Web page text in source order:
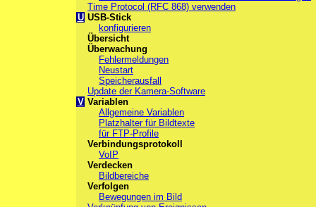
Time Protocol (RFC 868) verwenden
U USB-Stick
konfigurieren
Übersicht
Überwachung
Fehlermeldungen
Neustart
Speicherausfall
Update der Kamera-Software
V Variablen
Allgemeine Variablen
Platzhalter für Bildtexte
für FTP-Profile
Verbindungsprotokoll
VoIP
Verdecken
Bildbereiche
Verfolgen
Bewegungen im Bild